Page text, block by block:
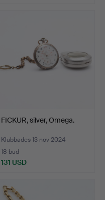
FICKUR, silver, Omega.
Klubbades 13 nov 2024
18 bud
131 USD